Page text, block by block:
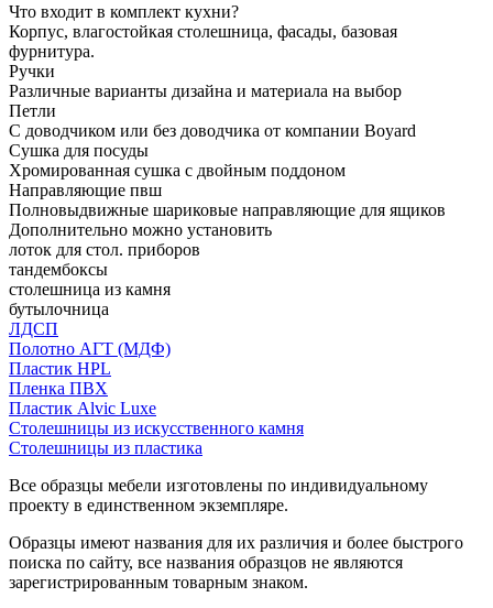
Что входит в комплект кухни?
Корпус, влагостойкая столешница, фасады, базовая
фурнитура.
Ручки
Различные варианты дизайна и материала на выбор
Петли
С доводчиком или без доводчика от компании Boyard
Сушка для посуды
Хромированная сушка с двойным поддоном
Направляющие пвш
Полновыдвижные шариковые направляющие для ящиков
Дополнительно можно установить
лоток для стол. приборов
тандембоксы
столешница из камня
бутылочница
ЛДСП
Полотно АГТ (МДФ)
Пластик HPL
Пленка ПВХ
Пластик Alvic Luxe
Столешницы из искусственного камня
Столешницы из пластика
Все образцы мебели изготовлены по индивидуальному
проекту в единственном экземпляре.
Образцы имеют названия для их различия и более быстрого
поиска по сайту, все названия образцов не являются
зарегистрированным товарным знаком.